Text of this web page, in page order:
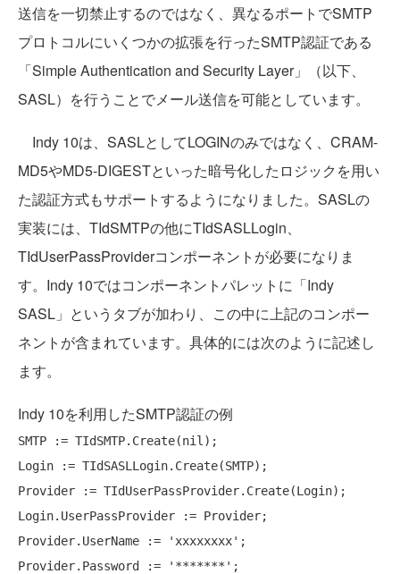
送信を一切禁止するのではなく、異なるポートでSMTP
プロトコルにいくつかの拡張を行ったSMTP認証である
「Simple Authentication and Security Layer」（以下、
SASL）を行うことでメール送信を可能としています。
Indy 10は、SASLとしてLOGINのみではなく、CRAM-
MD5やMD5-DIGESTといった暗号化したロジックを用い
た認証方式もサポートするようになりました。SASLの
実装には、TIdSMTPの他にTIdSASLLogin、
TIdUserPassProviderコンポーネントが必要になりま
す。Indy 10ではコンポーネントパレットに「Indy
SASL」というタブが加わり、この中に上記のコンポー
ネントが含まれています。具体的には次のように記述し
ます。
Indy 10を利用したSMTP認証の例
SMTP := TIdSMTP.Create(nil);
Login := TIdSASLLogin.Create(SMTP);
Provider := TIdUserPassProvider.Create(Login);
Login.UserPassProvider := Provider;
Provider.UserName := 'xxxxxxxx';
Provider.Password := '*******';